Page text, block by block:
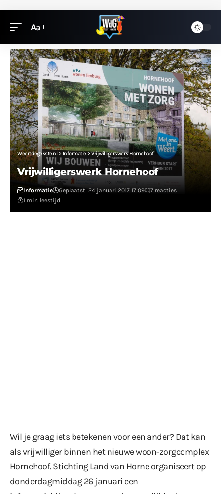
Aa
Weertdegekste.nl> Informatie>Vrijwilligerswerk Hornehoof
Vrijwilligerswerk Hornehoof
Informatie Geplaatst: 24 januari 2017 17:09
7 reacties
1 min. leestijd
Wil je graag iets betekenen voor een ander? Dat kan
als vrijwilliger binnen het nieuwe woon-zorgcomplex
Hornehoof. Stichting Land van Horne organiseert op
donderdagmiddag 26 januari een